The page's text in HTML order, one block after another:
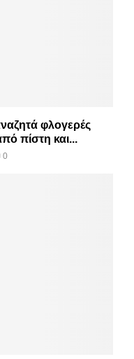
φλογερές
πίστη και...
0